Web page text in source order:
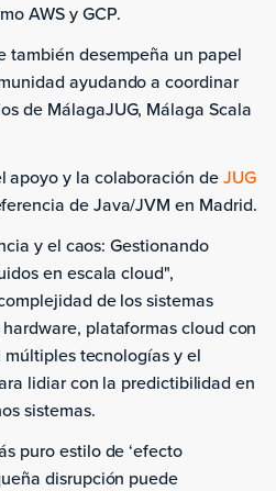
AWS y GCP.
también desempeña un papel
ayudando a coordinar
de MálagaJUG, Málaga Scala
apoyo y la colaboración deJUG
de Java/JVM en Madrid.
y el caos: Gestionando
en escala cloud",
de los sistemas
plataformas cloud con
tecnologías y el
lidiar con la predictibilidad en
sistemas.
puro estilo de ‘efecto
disrupción puede